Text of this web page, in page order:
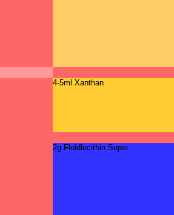
4-5ml Xanthan
2g Fluidlecithin Super